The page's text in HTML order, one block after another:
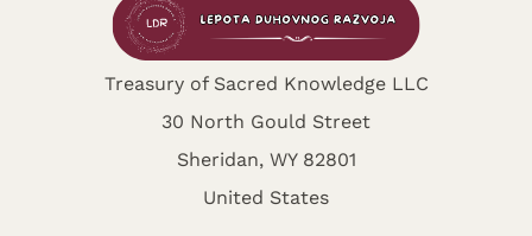
Treasury of Sacred Knowledge LLC
30 North Gould Street
Sheridan, WY 82801
United States